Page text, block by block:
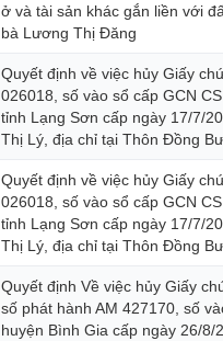
ở và tài sản khác gắn liền với
bà Lương Thị Đăng
Quyết định về việc hủy Giấy
026018, số vào sổ cấp GCN
tỉnh Lạng Sơn cấp ngày 17/7/
Thị Lý, địa chỉ tại Thôn Đồng
Quyết định về việc hủy Giấy
026018, số vào sổ cấp GCN
tỉnh Lạng Sơn cấp ngày 17/7/
Thị Lý, địa chỉ tại Thôn Đồng
Quyết định Về việc hủy Giấy
số phát hành AM 427170, số
huyện Bình Gia cấp ngày 26/